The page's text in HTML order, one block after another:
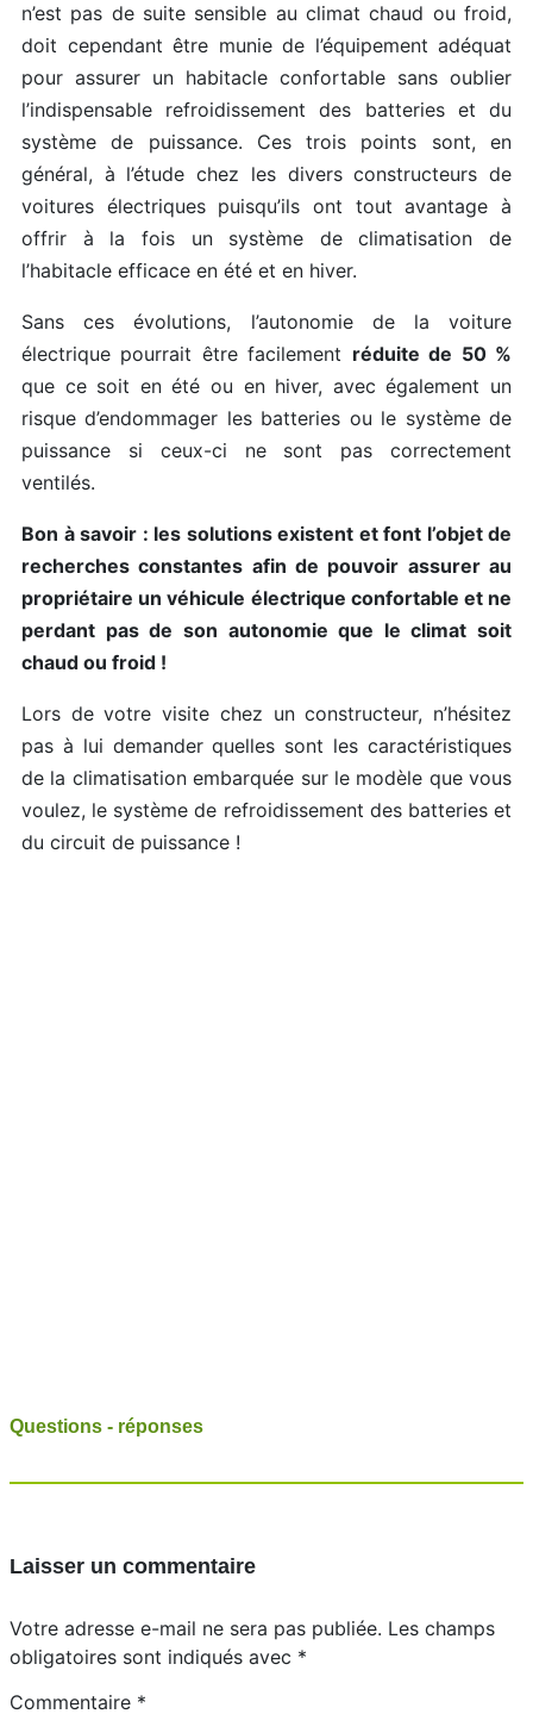
n’est pas de suite sensible au climat chaud ou froid,
doit cependant être munie de l’équipement adéquat
pour assurer un habitacle confortable sans oublier
l’indispensable refroidissement des batteries et du
système de puissance. Ces trois points sont, en
général, à l’étude chez les divers constructeurs de
voitures électriques puisqu’ils ont tout avantage à
offrir à la fois un système de climatisation de
l’habitacle efficace en été et en hiver.
Sans ces évolutions, l’autonomie de la voiture
électrique pourrait être facilement réduite de 50 %
que ce soit en été ou en hiver, avec également un
risque d’endommager les batteries ou le système de
puissance si ceux-ci ne sont pas correctement
ventilés.
Bon à savoir : les solutions existent et font l’objet de
recherches constantes afin de pouvoir assurer au
propriétaire un véhicule électrique confortable et ne
perdant pas de son autonomie que le climat soit
chaud ou froid !
Lors de votre visite chez un constructeur, n’hésitez
pas à lui demander quelles sont les caractéristiques
de la climatisation embarquée sur le modèle que vous
voulez, le système de refroidissement des batteries et
du circuit de puissance !
Questions - réponses
Laisser un commentaire
Votre adresse e-mail ne sera pas publiée. Les champs
obligatoires sont indiqués avec *
Commentaire *